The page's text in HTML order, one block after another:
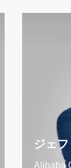
ジェ
Alibaba